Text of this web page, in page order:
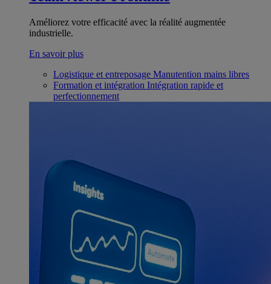
Améliorez votre efficacité avec la réalité augmentée
industrielle.
En savoir plus
Logistique et entreposage Manutention mains libres
Formation et intégration Intégration rapide et
perfectionnement